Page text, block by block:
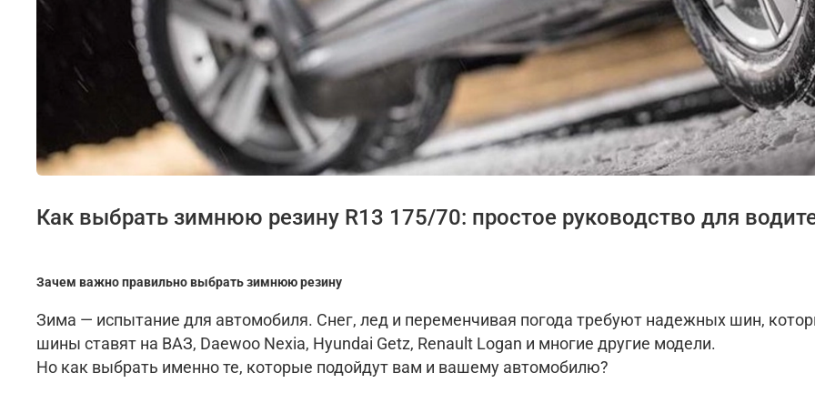
Как выбрать зимнюю резину R13 175/70: простое руководство для
Зачем важно правильно выбрать зимнюю резину
Зима — испытание для автомобиля. Снег, лед и переменчивая погода требуют надежных шин,
шины ставят на ВАЗ, Daewoo Nexia, Hyundai Getz, Renault Logan и многие другие модели.
Но как выбрать именно те, которые подойдут вам и вашему автомобилю?